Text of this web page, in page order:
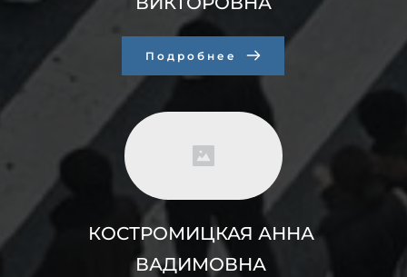
Подробнее
КОСТРОМИЦКАЯ АННА
ВАДИМОВНА